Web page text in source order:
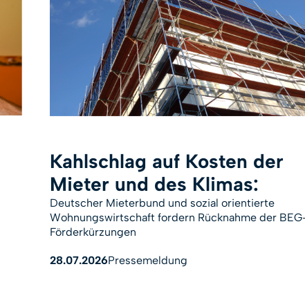
Kahlschlag auf Kosten der
Mieter und des Klimas:
Deutscher Mieterbund und sozial orientierte
Wohnungswirtschaft fordern Rücknahme der
Förderkürzungen
28.07.2026Pressemeldung